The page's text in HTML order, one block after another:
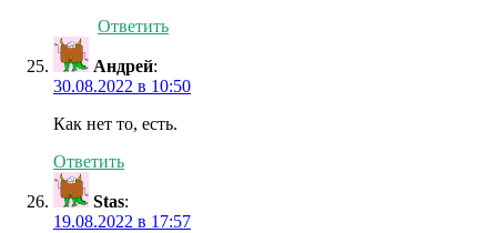
Ответить
Андрей:
30.08.2022 в 10:50
Как нет то, есть.
Ответить
Stas:
19.08.2022 в 17:57